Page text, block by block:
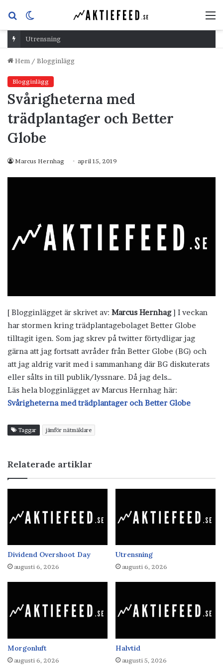
Sök
efterskin
Utrensning
Hem / Blogginlägg
Blogginlägg
Svårigheterna med
trädplantager och Better
Globe
Marcus Hernhag april 15, 2019
[ Blogginlägget är skrivet av: Marcus Hernhag] I veckan
har stormen kring trädplantagebolaget Better Globe
tilltagit igen. Som jag skrev på twitter förtydligar jag
gärna att jag fortsatt avråder från Better Globe (BG) och
att jag aldrig varit med i sammanhang där BG diskuterats
eller sålts in till publik/lyssnare. Då jag dels…
Läs hela blogginlägget av Marcus Hernhag här:
Svårigheterna med trädplantager och Better Globe
Taggar jämför nätmäklare
Relaterade artiklar
Dividend Overshoot Day
augusti 6, 2026
Utrensning
augusti 6, 2026
Morgonluft
augusti 6, 2026
Halvtid
augusti 5, 2026